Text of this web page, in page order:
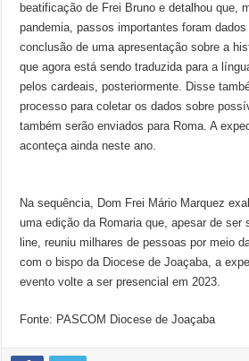
beatificação de Frei Bruno e detalhou que,
pandemia, passos importantes foram
conclusão de uma apresentação sobre a
que agora está sendo traduzida para a
pelos cardeais, posteriormente. Disse
processo para coletar os dados sobre
também serão enviados para Roma. A
aconteça ainda neste ano.
Na sequência, Dom Frei Mário Marquez
uma edição da Romaria que, apesar de ser
line, reuniu milhares de pessoas por meio
com o bispo da Diocese de Joaçaba, a
evento volte a ser presencial em 2023.
Fonte: PASCOM Diocese de Joaçaba